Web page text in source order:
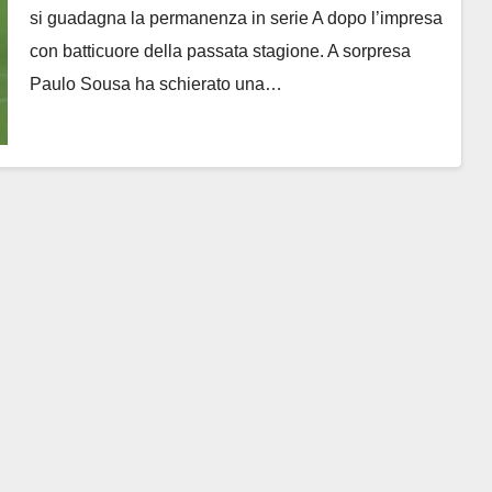
si guadagna la permanenza in serie A dopo l’impresa
con batticuore della passata stagione. A sorpresa
Paulo Sousa ha schierato una…